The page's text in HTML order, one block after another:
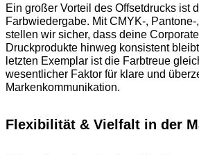
Ein großer Vorteil des Offsetdrucks ist
Farbwiedergabe. Mit CMYK-,
stellen wir sicher, dass deine
Druckprodukte hinweg konsistent
letzten Exemplar ist die Farbtreue
wesentlicher Faktor für klare und
Markenkommunikation.
Flexibilität & Vielfalt in der